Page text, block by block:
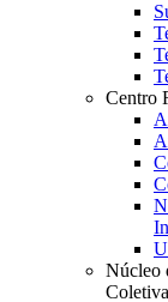
Centro
Núcleo